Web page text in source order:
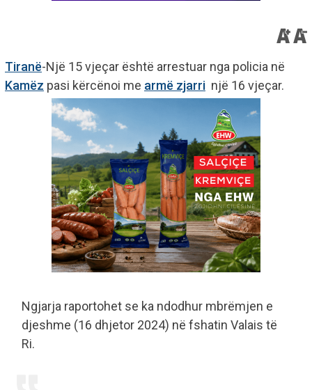
Tiranë-Një 15 vjeçar është arrestuar nga policia në
Kamëz pasi kërcënoi me armë zjarri një 16 vjeçar.
Ngjarja raportohet se ka ndodhur mbrëmjen e
djeshme (16 dhjetor 2024) në fshatin Valais të
Ri.